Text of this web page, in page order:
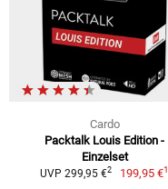
Cardo
Packtalk Louis Edition -
Einzelset
UVP 299,95 €2 199,95 €1